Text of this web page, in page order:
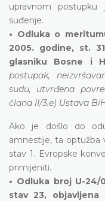
upravnom
suđenje.
• Odluka o
2005. godine, st.
glasniku Bosne i
postupak,
sudu, utvrđena
člana II/3.e) Ustava
Ako je došlo do
amnestije, ta optužba
stav 1. Evropske
primijeniti.
• Odluka broj U-24/
stav 23, objavljena